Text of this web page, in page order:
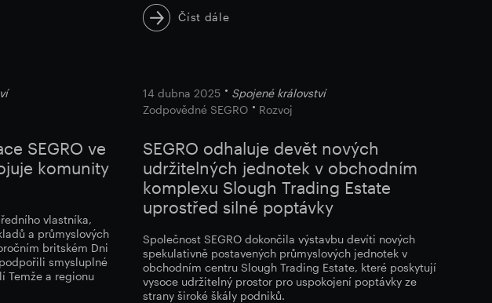
Číst dále
SEGRO ve
komunity
vlastníka,
a průmyslových
britském Dni
smysluplné
Temže a regionu
14 dubna 2025
Spojené království
Zodpovědné SEGRO
Rozvoj
SEGRO odhaluje devět nových
udržitelných jednotek v obchodním
komplexu Slough Trading Estate
uprostřed silné poptávky
Společnost SEGRO dokončila výstavbu devíti nových
spekulativně postavených průmyslových jednotek v
obchodním centru Slough Trading Estate, které poskytují
vysoce udržitelný prostor pro uspokojení poptávky ze
strany široké škály podniků.